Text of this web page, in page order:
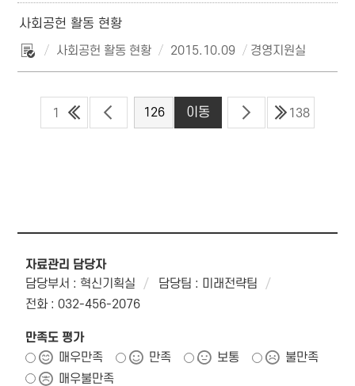
사회공헌 활동 현황
사회공헌 활동 현황
2015.10.09 경영지원실
1 138
자료관리 담당자
담당부서 : 혁신기획실
담당팀 : 미래전략팀
전화 : 032-456-2076
만족도 평가
매우만족
만족 보통
불만족
매우불만족